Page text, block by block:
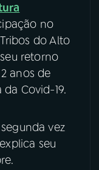
no
do Alto
retorno
anos de
Covid-19.
vez
seu